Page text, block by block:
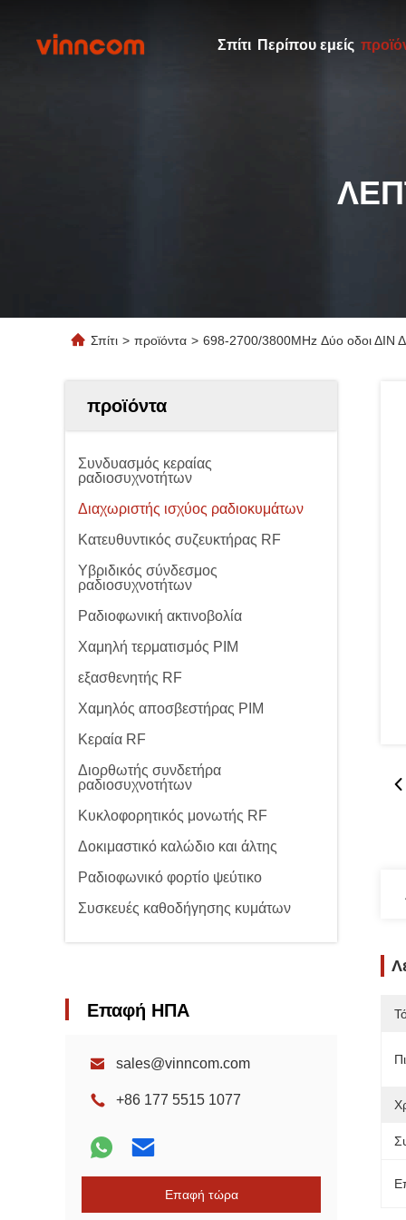
Σπίτι Περίπου εμείς
Σπίτι > προϊόντα > 698-2700/3800MHz Δύο οδοι ΔΙΝ
προϊόντα
Συνδυασμός κεραίας
ραδιοσυχνοτήτων
Διαχωριστής ισχύος ραδιοκυμάτων
Κατευθυντικός συζευκτήρας RF
Υβριδικός σύνδεσμος
ραδιοσυχνοτήτων
Ραδιοφωνική ακτινοβολία
Χαμηλή τερματισμός PIM
εξασθενητής RF
Χαμηλός αποσβεστήρας PIM
Κεραία RF
Διορθωτής συνδετήρα
ραδιοσυχνοτήτων
Κυκλοφορητικός μονωτής RF
Δοκιμαστικό καλώδιο και άλτης
Ραδιοφωνικό φορτίο ψεύτικο
Συσκευές καθοδήγησης κυμάτων
Επαφή ΗΠΑ
sales@vinncom.com
+86 177 5515 1077
Επαφή τώρα